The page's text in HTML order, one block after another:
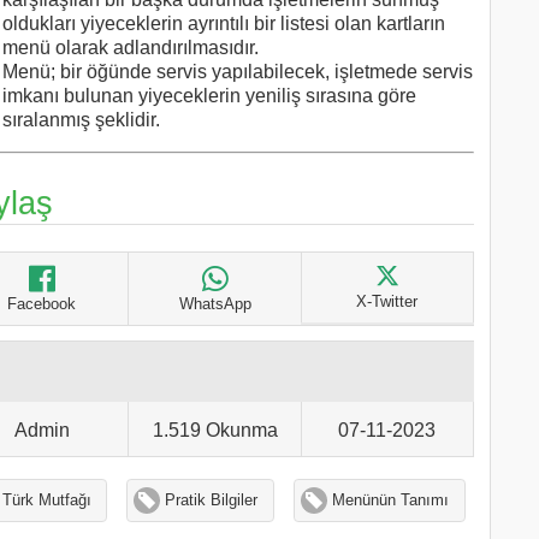
oldukları yiyeceklerin ayrıntılı bir listesi olan kartların
menü olarak adlandırılmasıdır.
Menü; bir öğünde servis yapılabilecek, işletmede servis
imkanı bulunan yiyeceklerin yeniliş sırasına göre
sıralanmış şeklidir.
Facebook WhatsApp X-Twitter
Admin 1.519 Okunma 07-11-2023
Türk Mutfağı Pratik Bilgiler Menünün Tanımı